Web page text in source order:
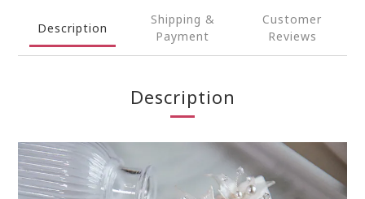
Description
Shipping &
Payment
Customer
Reviews
Description